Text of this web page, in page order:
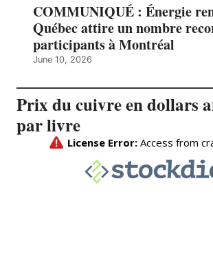
COMMUNIQUÉ : Énergie
Québec attire un nombre
participants à Montréal
June 10, 2026
Prix du cuivre en dollars
par livre